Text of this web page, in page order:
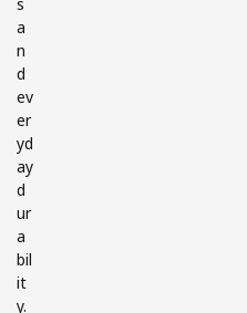
a
n
d
ev
er
yd
ay
d
ur
a
bil
it
y.